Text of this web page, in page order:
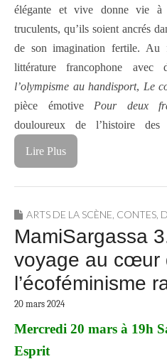
élégante et vive donne vie à
truculents, qu’ils soient ancrés
de son imagination fertile.
littérature francophone
l’olympisme au handisport, Le
pièce émotive Pour deux
douloureux de l’histoire
Lire Plus
ARTS DE LA SCÈNE CONTES
MamiSargassa
voyage au cœur
l’écoféminisme
20 mars 2024
Mercredi 20 mars à 19h
Esprit